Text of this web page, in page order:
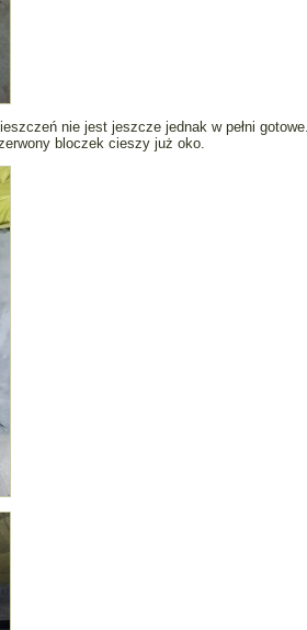
nie jest jeszcze jednak w pełni
bloczek cieszy już oko.